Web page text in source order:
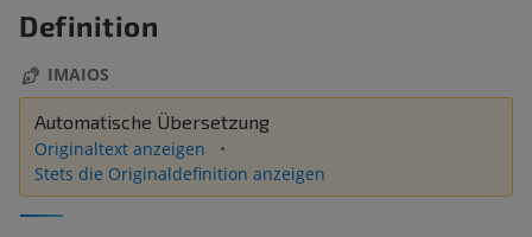
Definition
IMAIOS
Automatische Übersetzung
Originaltext anzeigen
Stets die Originaldefinition anzeigen